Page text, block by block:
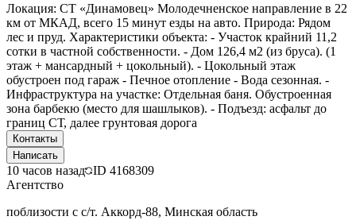
Локация: СТ «Динамовец» Молодечненское направление в 22
км от МКАД, всего 15 минут езды на авто. Природа: Рядом
лес и пруд. Характеристики объекта: - Участок крайний 11,2
сотки в частной собственности. - Дом 126,4 м2 (из бруса). (1
этаж + мансардный + цокольный). - Цокольный этаж
обустроен под гараж - Печное отопление - Вода сезонная. -
Инфраструктура на участке: Отдельная баня. Обустроенная
зона барбекю (место для шашлыков). - Подъезд: асфальт до
границ СТ, далее грунтовая дорога
Контакты
Написать
10 часов назад ID 4168309
Агентство
поблизости с с/т. Аккорд-88, Минская область